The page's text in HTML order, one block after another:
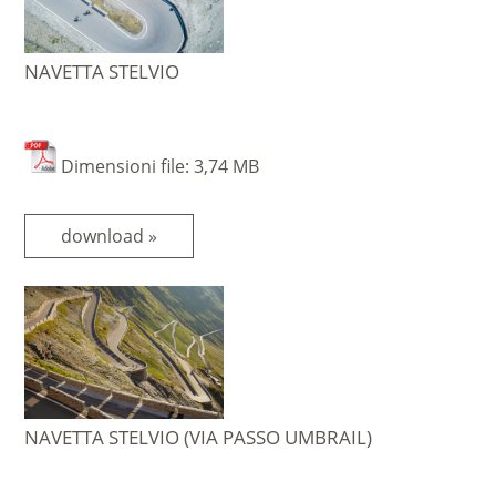
NAVETTA STELVIO
Dimensioni file: 3,74 MB
download »
NAVETTA STELVIO (VIA PASSO UMBRAIL)